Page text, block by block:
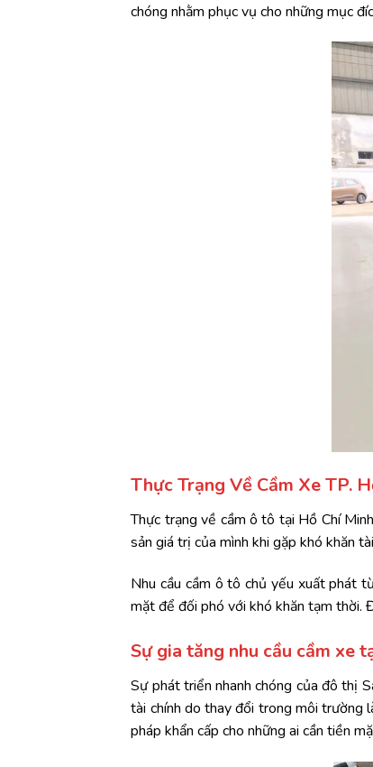
chóng nhằm phục vụ cho những mục
Thực Trạng Về Cầm Xe TP.
Thực trạng về cầm ô tô tại Hồ Chí
sản giá trị của mình khi gặp khó khăn
Nhu cầu cầm ô tô chủ yếu xuất phát
mặt để đối phó với khó khăn tạm thời.
Sự gia tăng nhu cầu cầm xe
Sự phát triển nhanh chóng của đô thị
tài chính do thay đổi trong môi trường
pháp khẩn cấp cho những ai cần tiền